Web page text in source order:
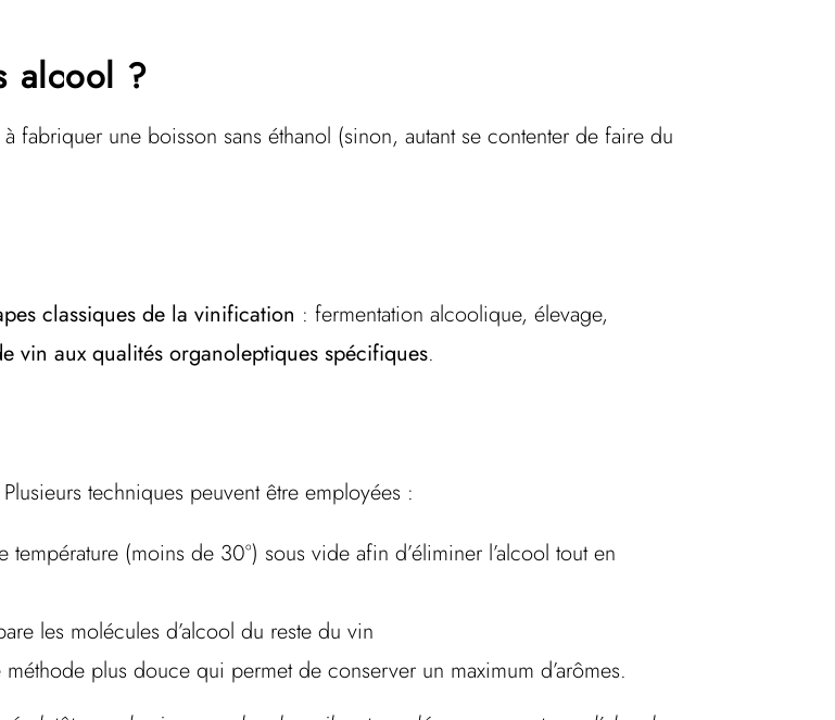
alcool ?
fabriquer une boisson sans éthanol (sinon, autant se contenter de faire du
classiques de la vinification : fermentation alcoolique, élevage,
vin aux qualités organoleptiques spécifiques.
techniques peuvent être employées :
température (moins de 30°) sous vide afin d’éliminer l’alcool tout en
les molécules d’alcool du reste du vin
méthode plus douce qui permet de conserver un maximum d’arômes.